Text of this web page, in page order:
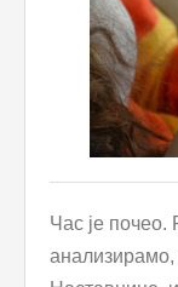
Час је почео.
анализирамо,